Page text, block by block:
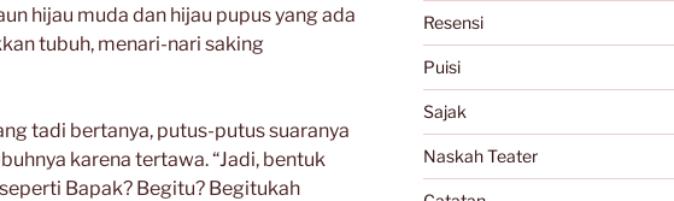
hijau muda dan hijau pupus yang ada
tubuh, menari-nari saking
tadi bertanya, putus-putus suaranya
karena tertawa. “Jadi, bentuk
Bapak? Begitu? Begitukah
Resensi
Puisi
Sajak
Naskah Teater